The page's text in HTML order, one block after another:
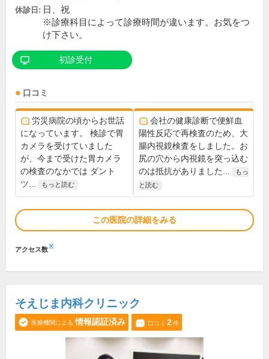
休診日: 日、祝
※診療科目によって診療時間が違います。お気をつ
け下さい。
初診受付
口コミ
労災病院の頃からお世話
になっています。 検診で胃
カメラを受けていました
が、今まで受けた胃カメラ
の検査のなかでは ダント
ツ...
もっと読む
会社の健康診断で便鮮血
陽性反応で再検査のため、大
腸内視鏡検査をしました。お
尻の穴から内視鏡を突っ込む
のは抵抗がありました...
もっ
と読む
この医院の詳細をみる
アクセス数※
そえじま内科クリニック
医療機関による 情報認証済み 口コミ 2件